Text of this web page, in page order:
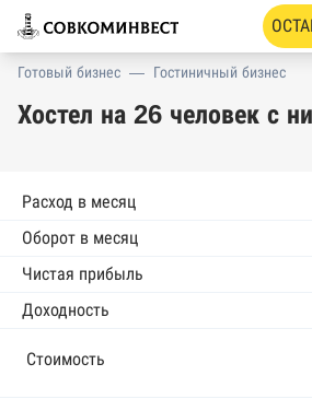
Готовый бизнес — Гостиничный бизнес
Хостел на 26 человек с
Расход в месяц
Оборот в месяц
Чистая прибыль
Доходность
Стоимость